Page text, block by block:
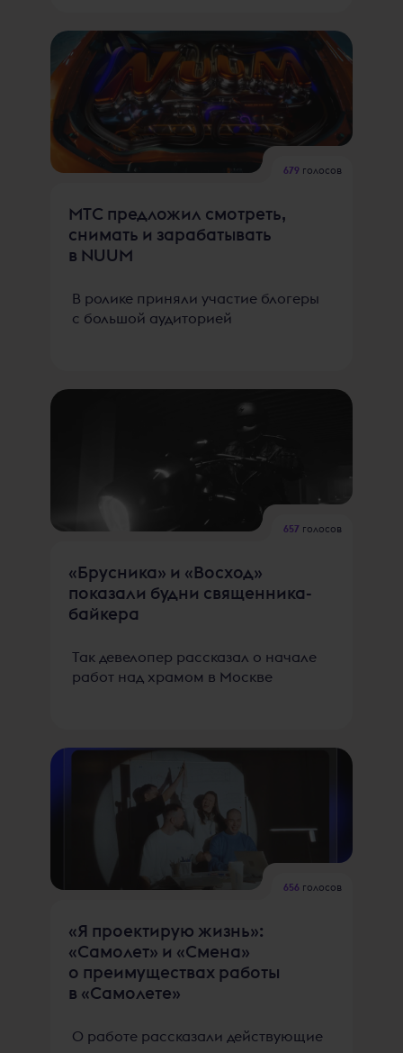
679голосов
МТС предложил смотреть,
снимать и зарабатывать
в NUUM
В ролике приняли участие блогеры
с большой аудиторией
657голосов
«Брусника» и «Восход»
показали будни священника-
байкера
Так девелопер рассказал о начале
работ над храмом в Москве
656голосов
«Я проектирую жизнь»:
«Самолет» и «Смена»
о преимуществах работы
в «Самолете»
О работе рассказали действующие